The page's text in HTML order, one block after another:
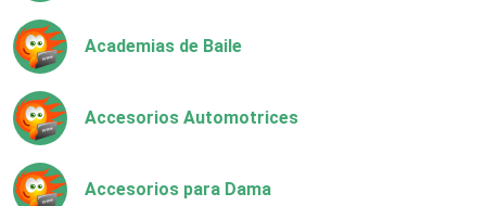
Academias de Baile
Accesorios Automotrices
Accesorios para Dama